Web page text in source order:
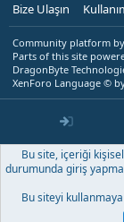
Bize Ulaşın
Community platform
Parts of this site
DragonByte
XenForo Language ©
Bu site, içeriği
durumunda giriş
Bu siteyi